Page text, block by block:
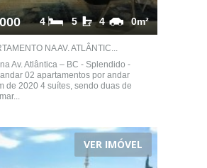
0m²
4
5
4
NA AV. ATLÂNTIC...
Av. Atlântica – BC - Splendido -
02 apartamentos por andar
de 2020 4 suítes, sendo duas de
VER IMÓVEL